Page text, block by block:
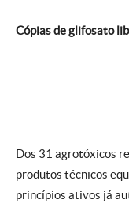
Cópias de glifosato
Dos 31 agrotóxicos
produtos técnicos
princípios ativos já